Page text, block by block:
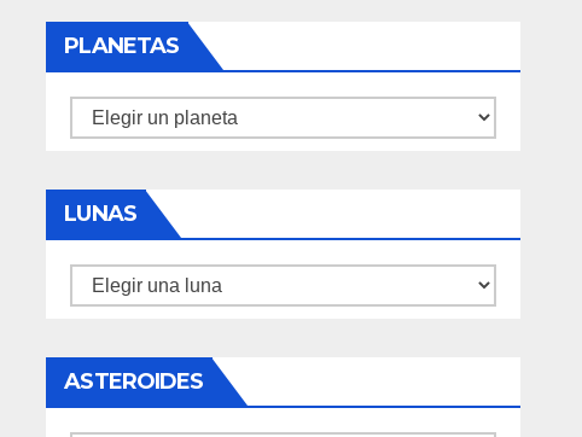
PLANETAS
Planetas
LUNAS
Lunas
ASTEROIDES